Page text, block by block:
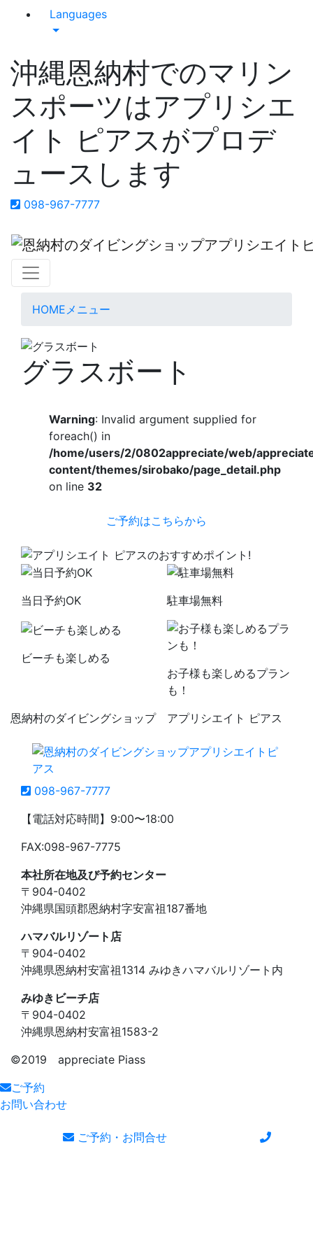
Languages
沖縄恩納村でのマリン
スポーツはアプリシエ
イト ピアスがプロデ
ュースします
098-967-7777
HOME メニュー
グラスボート
Warning: Invalid argument supplied for
foreach() in
/home/users/2/0802appreciate/web/
content/themes/sirobako/page_detail.php
on line 32
ご予約はこちらから
当日予約OK 駐車場無料
ビーチも楽しめる
お子様も楽しめるプラン
も！
恩納村のダイビングショップ アプリシエイト ピアス
098-967-7777
【電話対応時間】9:00〜18:00
FAX:098-967-7775
本社所在地及び予約センター
〒904-0402
沖縄県国頭郡恩納村字安富祖187番地
ハマバルリゾート店
〒904-0402
沖縄県恩納村安富祖1314 みゆきハマバルリゾート内
みゆきビーチ店
〒904-0402
沖縄県恩納村安富祖1583-2
©️2019 appreciate Piass
ご予約
お問い合わせ
ご予約・お問合せ